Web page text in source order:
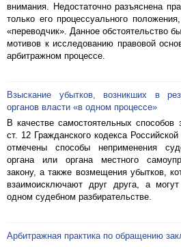
внимания. Недостаточно разъяснена
только его процессуального
«переводчик». Данное обстоятельство
мотивов к исследованию правовой
арбитражном процессе.
Взыскание убытков, возникших в
органов власти «в одном процессе»
В качестве самостоятельных
ст. 12 Гражданского кодекса
отмечены способы неприменения
органа или органа местного
закону, а также возмещения убытков,
взаимоисключают друг друга, а
одном судебном разбирательстве.
Арбитражная практика по обращению